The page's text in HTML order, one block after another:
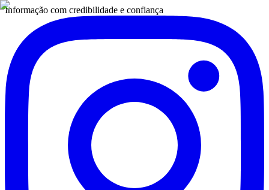
Informação com credibilidade e confiança